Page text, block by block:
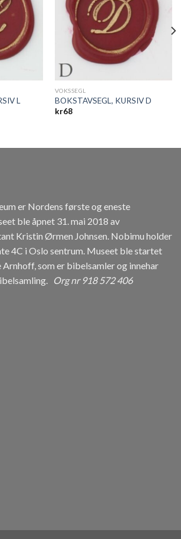
L
VOKSSEGL
BOKSTAVSEGL, KURSIV D
kr68
er Nordens første og eneste
ble åpnet 31. mai 2018 av
Kristin Ørmen Johnsen. Nobimu holder
4C i Oslo sentrum. Museet ble startet
Arnhoff, som er bibelsamler og innehar
Org nr 918 572 406